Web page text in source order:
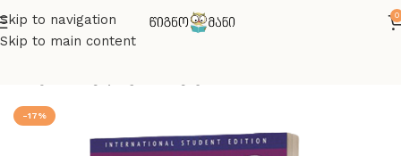
Skip to navigation
Skip to main content
0
-17%